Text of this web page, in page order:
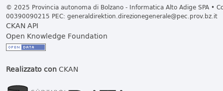
© 2025 Provincia autonoma di Bolzano - Informatica Alto Adige SPA •
00390090215 PEC: generaldirektion.direzionegenerale@pec.prov.bz.it
CKAN API
Open Knowledge Foundation
Realizzato conCKAN